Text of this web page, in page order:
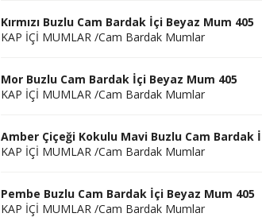
Kırmızı Buzlu Cam Bardak İçi Beyaz Mum 405
KAP İÇİ MUMLAR /Cam Bardak Mumlar
Mor Buzlu Cam Bardak İçi Beyaz Mum 405
KAP İÇİ MUMLAR /Cam Bardak Mumlar
Amber Çiçeği Kokulu Mavi Buzlu Cam Bardak
KAP İÇİ MUMLAR /Cam Bardak Mumlar
Pembe Buzlu Cam Bardak İçi Beyaz Mum 405
KAP İÇİ MUMLAR /Cam Bardak Mumlar